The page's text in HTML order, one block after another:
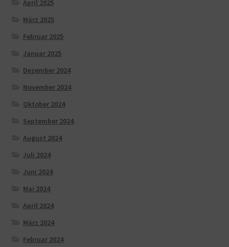
April 2025
März 2025
Februar 2025
Januar 2025
Dezember 2024
November 2024
Oktober 2024
September 2024
August 2024
Juli 2024
Juni 2024
Mai 2024
April 2024
März 2024
Februar 2024